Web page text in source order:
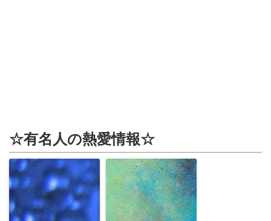
☆有名人の熱愛情報☆